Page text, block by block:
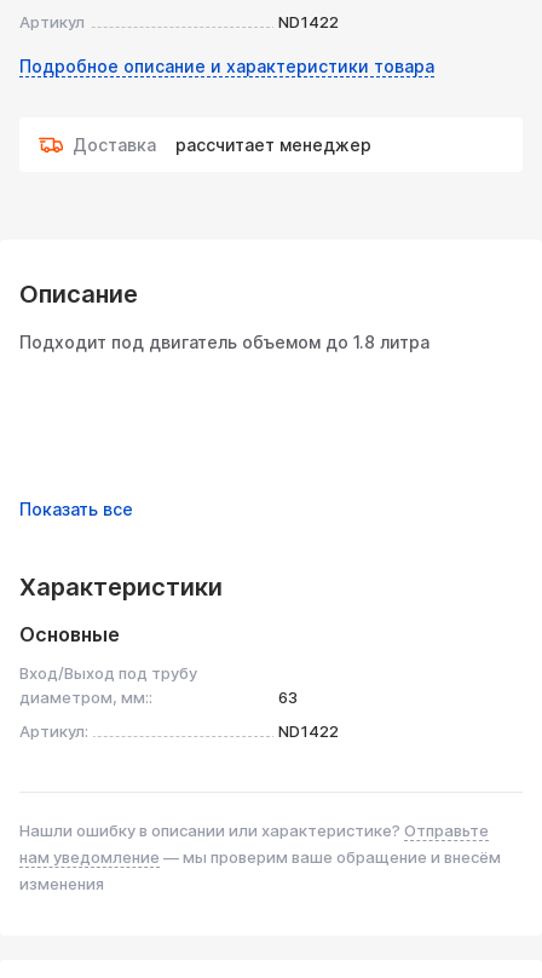
Артикул
ND1422
Подробное описание и характеристики товара
Доставка рассчитает менеджер
Описание
Подходит под двигатель объемом до 1.8 литра
Характеристики
Основные
Вход/Выход под трубу
диаметром, мм::
63
Артикул:
ND1422
Нашли ошибку в описании или характеристике? Отправьте
нам уведомление — мы проверим ваше обращение и внесём
изменения